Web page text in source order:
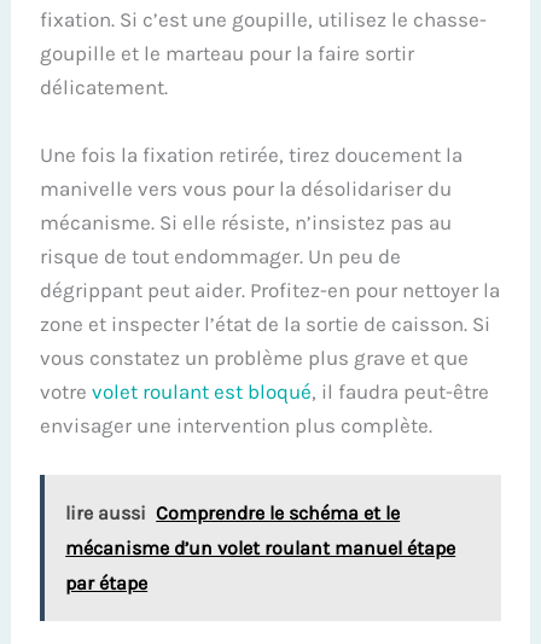
fixation. Si c’est une goupille, utilisez le chasse-
goupille et le marteau pour la faire sortir
délicatement.
Une fois la fixation retirée, tirez doucement la
manivelle vers vous pour la désolidariser du
mécanisme. Si elle résiste, n’insistez pas au
risque de tout endommager. Un peu de
dégrippant peut aider. Profitez-en pour nettoyer la
zone et inspecter l’état de la sortie de caisson. Si
vous constatez un problème plus grave et que
votrevolet roulant est bloqué, il faudra peut-être
envisager une intervention plus complète.
lire aussi Comprendre le schéma et le
mécanisme d’un volet roulant manuel étape
par étape